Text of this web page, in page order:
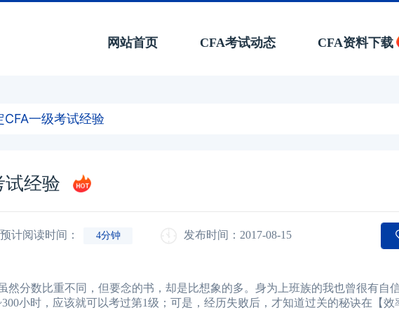
网站首页 CFA考试动态 CFA资料下载
CFA一级考试经验
试经验
预计阅读时间： 4分钟 发布时间：2017-08-15
然分数比重不同，但要念的书，却是比想象的多。身为上班族的我也曾很有自
小时，应该就可以考过第1级；可是，经历失败后，才知道过关的秘诀在【效